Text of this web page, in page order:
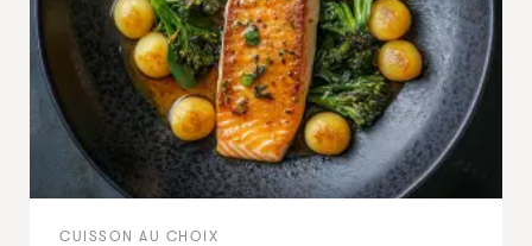
CUISSON AU CHOIX